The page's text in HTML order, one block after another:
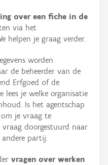
over een fiche in de
via het
helpen je graag verder.
worden
de beheerder van de
Erfgoed of de
lees je welke organisatie
Is het agentschap
je vraag te
doorgestuurd naar
andere partij.
vragen over werken